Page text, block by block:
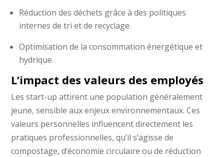
Réduction des déchets grâce à des politiques
internes de tri et de recyclage.
Optimisation de la consommation énergétique et
hydrique.
L’impact des valeurs des employés
Les start-up attirent une population généralement
jeune, sensible aux enjeux environnementaux. Ces
valeurs personnelles influencent directement les
pratiques professionnelles, qu’il s’agisse de
compostage, d’économie circulaire ou de réduction